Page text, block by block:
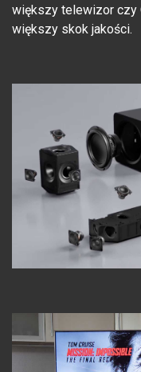
większy telewizor czy
większy skok jakości.